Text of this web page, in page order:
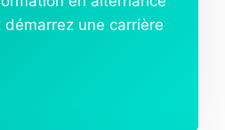
une carrière